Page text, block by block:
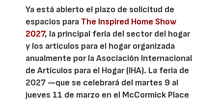
Ya está abierto el plazo de solicitud de
espacios para The Inspired Home Show
2027, la principal feria del sector del hogar
y los artículos para el hogar organizada
anualmente por la Asociación Internacional
de Artículos para el Hogar (IHA). La feria de
2027 —que se celebrará del martes 9 al
jueves 11 de marzo en el McCormick Place